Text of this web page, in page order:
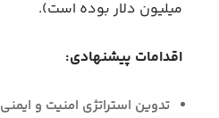
میلیون دلار بوده است).
اقدامات پیشنهادی:
تدوین استراتژی امنیت و ایمنی AI در سطح سازمان.